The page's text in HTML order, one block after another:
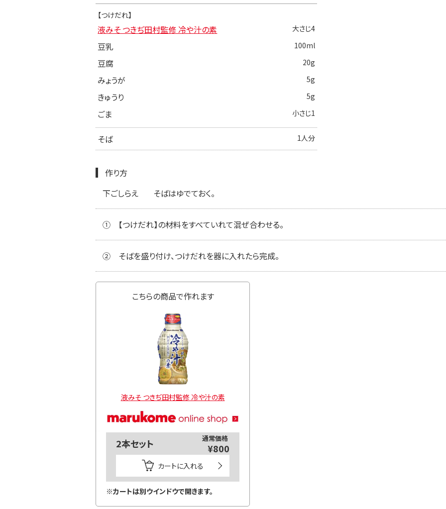
【つけだれ】
液みそ つきぢ田村監修 冷や汁の素 大さじ4
豆乳 100ml
豆腐 20g
みょうが 5g
きゅうり 5g
ごま 小さじ1
そば 1人分
作り方
下ごしらえ
そばはゆでておく。
① 【つけだれ】の材料をすべていれて混ぜ合わせる。
② そばを盛り付け、つけだれを器に入れたら完成。
こちらの商品で作れます
液みそ つきぢ田村監修 冷や汁の素
2本セット 通常価格
¥800
カートに入れる
※カートは別ウインドウで開きます。